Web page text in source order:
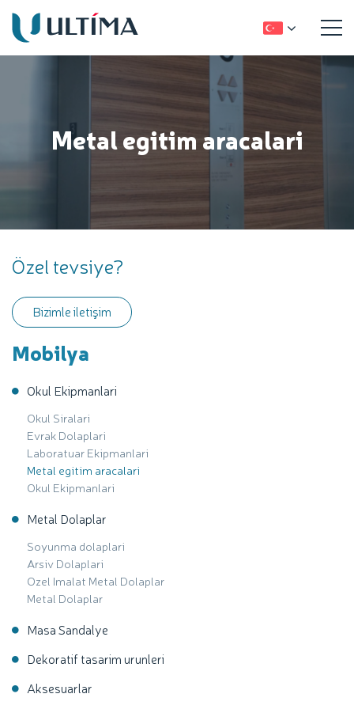
Metal egitim aracalari
Mobilya
Okul Ekipmanlari
Okul Siralari
Evrak Dolaplari
Laboratuar Ekipmanlari
Metal egitim aracalari
Okul Ekipmanlari
Metal Dolaplar
Soyunma dolaplari
Arsiv Dolaplari
Ozel Imalat Metal Dolaplar
Metal Dolaplar
Masa Sandalye
Dekoratif tasarim urunleri
Aksesuarlar
Özel tevsiye?
Bizimle iletişim